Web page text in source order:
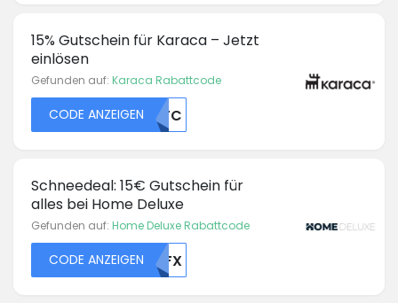
15% Gutschein für Karaca – Jetzt
einlösen
Gefunden auf: Karaca Rabattcode
CODE ANZEIGEN NTFC
Schneedeal: 15€ Gutschein für
alles bei Home Deluxe
Gefunden auf: Home Deluxe Rabattcode
CODE ANZEIGEN NTFX